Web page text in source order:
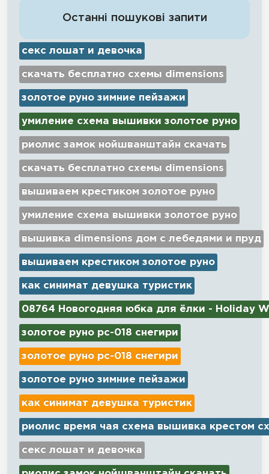
Останні пошукові запити
секс лошат и девочка
скачать бесплатно схемы dimensions
золотое руно зимние пейзажи
умиление схема вышивки золотое руно
риолис замок нойшванштайн скачать
скачать бесплатно схемы dimensions
вышиваем крестиком золотое руно
умиление схема вышивки золотое руно
вышивка dimensions дом с лебедями и пруд
вышиваем крестиком золотое руно
как синимат девушка туристик
08764 Новогодняя юбка для ёлки - Holiday
золотое руно рс-018 снегири
золотое руно рс-018 снегири
золотое руно зимние пейзажи
как синимат девушка туристик
риолис время чая схема вышивка крестом
секс лошат и девочка